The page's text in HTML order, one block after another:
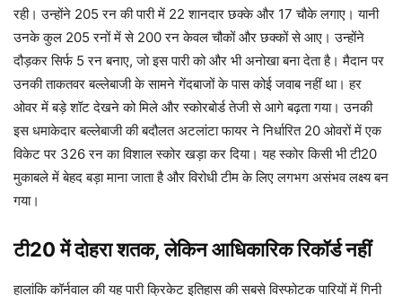
रही। उन्होंने 205 रन की पारी में 22 शानदार छक्के और 17 चौके लगाए। यानी
उनके कुल 205 रनों में से 200 रन केवल चौकों और छक्कों से आए। उन्होंने
दौड़कर सिर्फ 5 रन बनाए, जो इस पारी को और भी अनोखा बना देता है। मैदान पर
उनकी ताकतवर बल्लेबाजी के सामने गेंदबाजों के पास कोई जवाब नहीं था। हर
ओवर में बड़े शॉट देखने को मिले और स्कोरबोर्ड तेजी से आगे बढ़ता गया। उनकी
इस धमाकेदार बल्लेबाजी की बदौलत अटलांटा फायर ने निर्धारित 20 ओवरों में एक
विकेट पर 326 रन का विशाल स्कोर खड़ा कर दिया। यह स्कोर किसी भी टी20
मुकाबले में बेहद बड़ा माना जाता है और विरोधी टीम के लिए लगभग असंभव लक्ष्य बन
गया।
टी20 में दोहरा शतक, लेकिन आधिकारिक रिकॉर्ड नहीं
हालांकि कॉर्नवाल की यह पारी क्रिकेट इतिहास की सबसे विस्फोटक पारियों में गिनी